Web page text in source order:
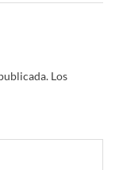
Los